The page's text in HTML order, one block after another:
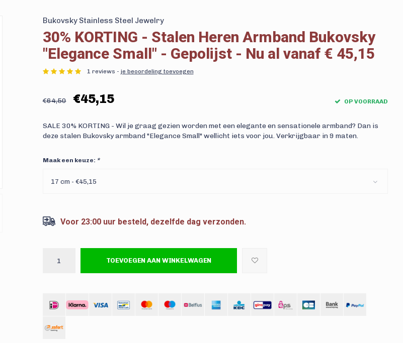
Bukovsky Stainless Steel Jewelry
30% KORTING - Stalen Heren Armband Bukovsky
"Elegance Small" - Gepolijst - Nu al vanaf € 45,15
1 reviews - je beoordeling toevoegen
€64,50 €45,15 OP VOORRAAD
SALE 30% KORTING - Wil je graag gezien worden met een elegante en sensationele armband? Dan is
deze stalen Bukovsky armband "Elegance Small" wellicht iets voor jou. Verkrijgbaar in 9 maten.
Maak een keuze: *
17 cm - €45,15
Voor 23:00 uur besteld, dezelfde dag verzonden.
TOEVOEGEN AAN WINKELWAGEN